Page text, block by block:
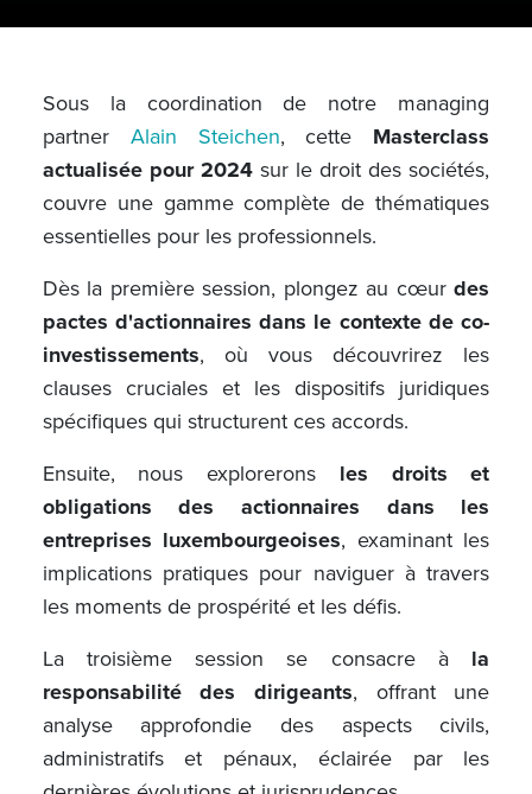
Sous la coordination de notre managing
partner Alain Steichen, cette Masterclass
actualisée pour 2024sur le droit des sociétés,
couvre une gamme complète de thématiques
essentielles pour les professionnels.
Dès la première session, plongez au cœurdes
pactes d'actionnaires dans le contexte de co-
investissements, où vous découvrirez les
clauses cruciales et les dispositifs juridiques
spécifiques qui structurent ces accords.
Ensuite, nous explorerons les droits et
obligations des actionnaires dans les
entreprises luxembourgeoises, examinant les
implications pratiques pour naviguer à travers
les moments de prospérité et les défis.
La troisième session se consacre à la
responsabilité des dirigeants, offrant une
analyse approfondie des aspects civils,
administratifs et pénaux, éclairée par les